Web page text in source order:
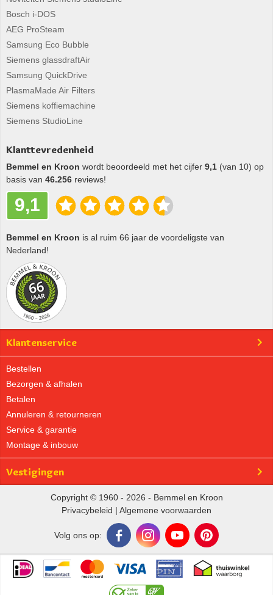
Bosch i-DOS
AEG ProSteam
Samsung Eco Bubble
Siemens glassdraftAir
Samsung QuickDrive
PlasmaMade Air Filters
Siemens koffiemachine
Siemens StudioLine
Klanttevredenheid
Bemmel en Kroon wordt beoordeeld met het cijfer 9,1 (van 10) op
basis van 46.256 reviews!
9,1
Bemmel en Kroon is al ruim 66 jaar de voordeligste van
Nederland!
Klantenservice
Bestellen
Bezorgen & afhalen
Betalen
Annuleren & retourneren
Service & garantie
Montage & inbouw
Vestigingen
Copyright © 1960 - 2026 - Bemmel en Kroon
Privacybeleid | Algemene voorwaarden
Volg ons op: